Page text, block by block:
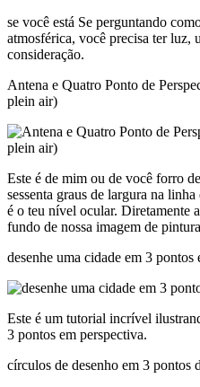
se você está Se perguntando
atmosférica, você precisa ter luz,
consideração.
Antena e Quatro Ponto de
plein air)
Este é de mim ou de você forro
sessenta graus de largura na
é o teu nível ocular. Diretamente
fundo de nossa imagem de
desenhe uma cidade em 3 pontos
Este é um tutorial incrível
3 pontos em perspectiva.
círculos de desenho em 3 pontos